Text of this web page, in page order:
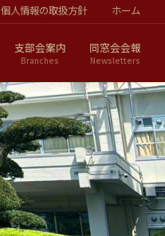
個人情報の取扱方針 ホーム
支部会案内
Branches
同窓会会報
Newsletters